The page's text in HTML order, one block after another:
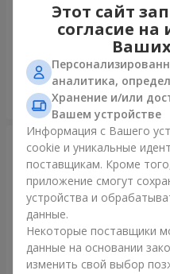
Микс смайлов "C Днем
Рождения"
Заказать
Этот сайт
согласие на
аналитика,
Хранение и/или
Вашем устройстве
Информация с Вашего
cookie и уникальные
поставщикам. Кроме
приложение смогут
устройства и
данные.
Некоторые поставщики
данные на основании
изменить свой выбор